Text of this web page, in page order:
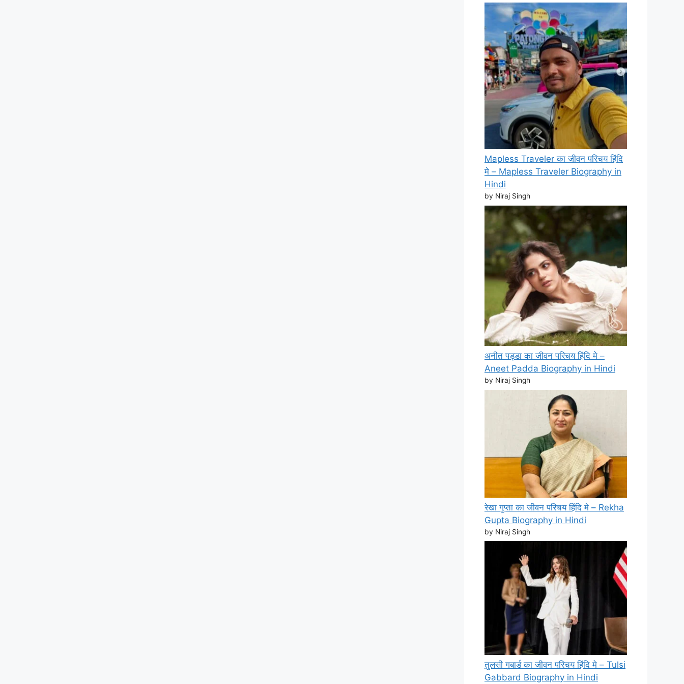
Mapless Traveler का जीवन परिचय हिंदि
मे – Mapless Traveler Biography in
Hindi
by Niraj Singh
अनीत पड्डा का जीवन परिचय हिंदि मे –
Aneet Padda Biography in Hindi
by Niraj Singh
रेखा गुप्ता का जीवन परिचय हिंदि मे – Rekha
Gupta Biography in Hindi
by Niraj Singh
तुलसी गबार्ड का जीवन परिचय हिंदि मे – Tulsi
Gabbard Biography in Hindi